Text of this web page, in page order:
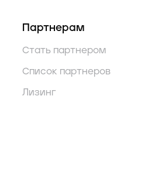
Партнерам
Стать партнером
Список партнеров
Лизинг